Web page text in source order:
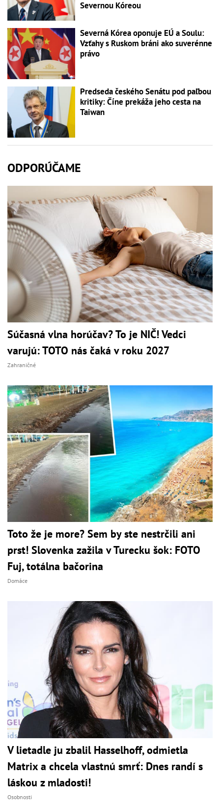
Severnou Kóreou
Severná Kórea oponuje EÚ a Soulu:
Vzťahy s Ruskom bráni ako suverénne
právo
Predseda českého Senátu pod paľbou
kritiky: Číne prekáža jeho cesta na
Taiwan
ODPORÚČAME
Súčasná vlna horúčav? To je NIČ! Vedci
varujú: TOTO nás čaká v roku 2027
Zahraničné
Toto že je more? Sem by ste nestrčili ani
prst! Slovenka zažila v Turecku šok: FOTO
Fuj, totálna bačorina
Domáce
V lietadle ju zbalil Hasselhoff, odmietla
Matrix a chcela vlastnú smrť: Dnes randí s
láskou z mladosti!
Osobnosti